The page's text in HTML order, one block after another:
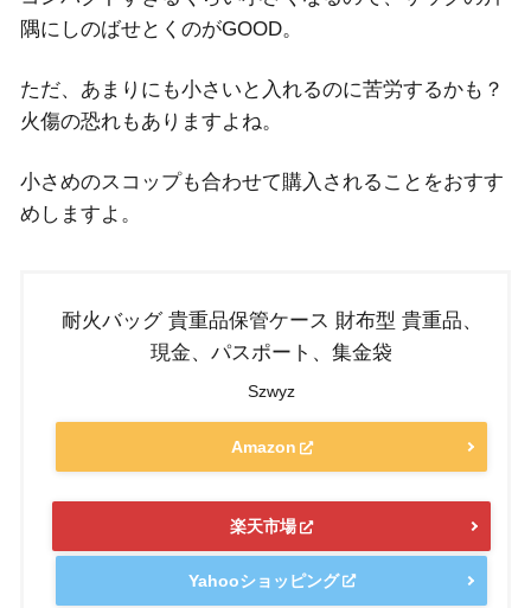
隅にしのばせとくのがGOOD。
ただ、あまりにも小さいと入れるのに苦労するかも？
火傷の恐れもありますよね。
小さめのスコップも合わせて購入されることをおすす
めしますよ。
耐火バッグ 貴重品保管ケース 財布型 貴重品、
現金、パスポート、集金袋
Szwyz
Amazon
楽天市場
Yahooショッピング